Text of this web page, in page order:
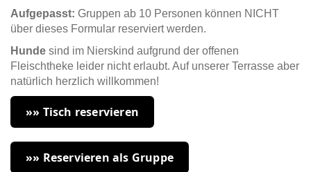
Aufgepasst: Gruppen ab 10 Personen können NICHT
über dieses Formular reserviert werden.
Hunde sind im Nierskind aufgrund der offenen
Fleischtheke leider nicht erlaubt. Auf unserer Terrasse aber
natürlich herzlich willkommen!
»» Tisch reservieren
»» Reservieren als Gruppe